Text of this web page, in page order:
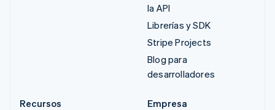
la API
Librerías y SDK
Stripe Projects
Blog para
desarrolladores
Recursos
Empresa